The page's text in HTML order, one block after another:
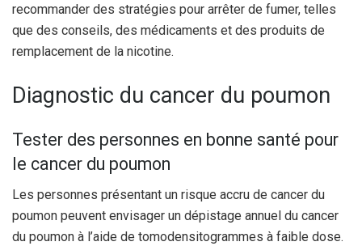
recommander des stratégies pour arrêter de fumer, telles
que des conseils, des médicaments et des produits de
remplacement de la nicotine.
Diagnostic du cancer du poumon
Tester des personnes en bonne santé pour
le cancer du poumon
Les personnes présentant un risque accru de cancer du
poumon peuvent envisager un dépistage annuel du cancer
du poumon à l’aide de tomodensitogrammes à faible dose.